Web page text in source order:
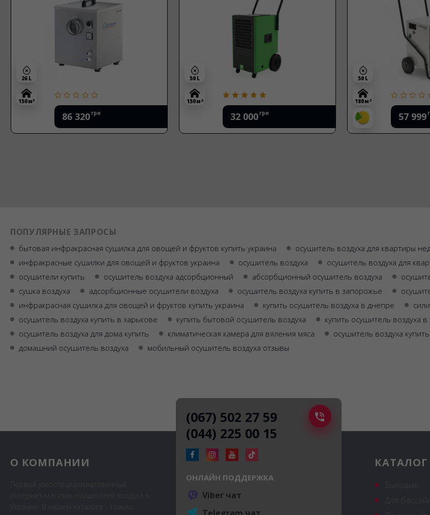
86 320 грн
26 L
150 м3
32 000 грн
50 L
150 м 2
57 999
50 L
180 м 2
ПОПУЛЯРНЫЕ ЗАПРОСЫ
бытовая инфракрасная сушилка для овощей и фруктов купить украина осушитель воздуха для квартиры
инфракрасные сушилки для овощей и фруктов украина
осушитель воздуха осушитель воздуха для
осушители купить
осушитель воздуха адсорбционный абсорбционный осушитель воздуха
сушка воздуха
адсорбционные осушители воздуха осушитель воздуха купить в запорожье
инфракрасная сушилка для овощей и фруктов купить украина
купить осушитель воздуха в днепре
осушитель воздуха купить в харькове
купить бытовой осушитель воздуха купить осушитель воздуха в
осушитель воздуха для дома купить
климатическая камера для вяления мяса осушитель воздуха
домашний осушитель воздуха
мобильный осушитель воздуха отзывы
О КОМПАНИИ КАТАЛОГ
Для
(067) 502 27 59
(044) 225 00 15
ОНЛАЙН ПОДДЕРЖКА
Viber чат
Telegram чат